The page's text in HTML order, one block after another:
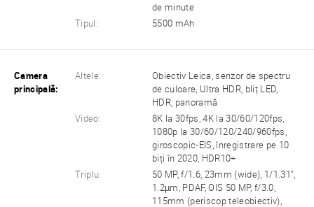
de minute
Tipul:
5500 mAh
Camera
principală:
Altele:
Obiectiv Leica, senzor de spectru
de culoare, Ultra HDR, bliț LED,
HDR, panoramă
Video:
8K la 30fps, 4K la 30/60/120fps,
1080p la 30/60/120/240/960fps,
giroscopic-EIS, înregistrare pe 10
biți în 2020, HDR10+
Triplu:
50 MP, f/1.6, 23mm (wide), 1/1.31",
1.2µm, PDAF, OIS 50 MP, f/3.0,
115mm (periscop teleobiectiv),